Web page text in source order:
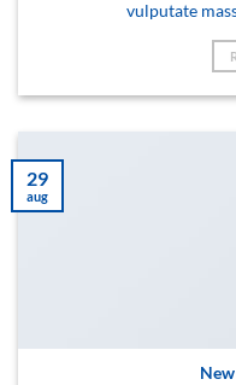
vulputate
29
aug